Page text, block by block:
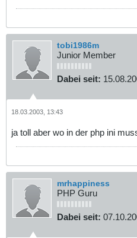
tobi1986m
Junior Member
Dabei seit:
18.03.2003, 13:43
ja toll aber wo in der php ini
mrhappiness
PHP Guru
Dabei seit: